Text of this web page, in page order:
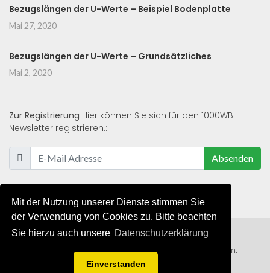
Mit der Nutzung unserer Dienste stimmen Sie
der Verwendung von Cookies zu. Bitte beachten
Sie hierzu auch unsere Datenschutzerklärung
Einverstanden
Bezugslängen der U-Werte – Beispiel Bodenplatte
Mai 27, 2020
Bezugslängen der U-Werte – Grundsätzliches
Mai 2, 2020
Zur Registrierung Hier können Sie sich für den 1000WB-
Newsletter registrieren.:
Absenden
© 2019 - 2021 - Alle Rechte von 1000WB vorbehalten.
AGB/Datenschutzerklärung